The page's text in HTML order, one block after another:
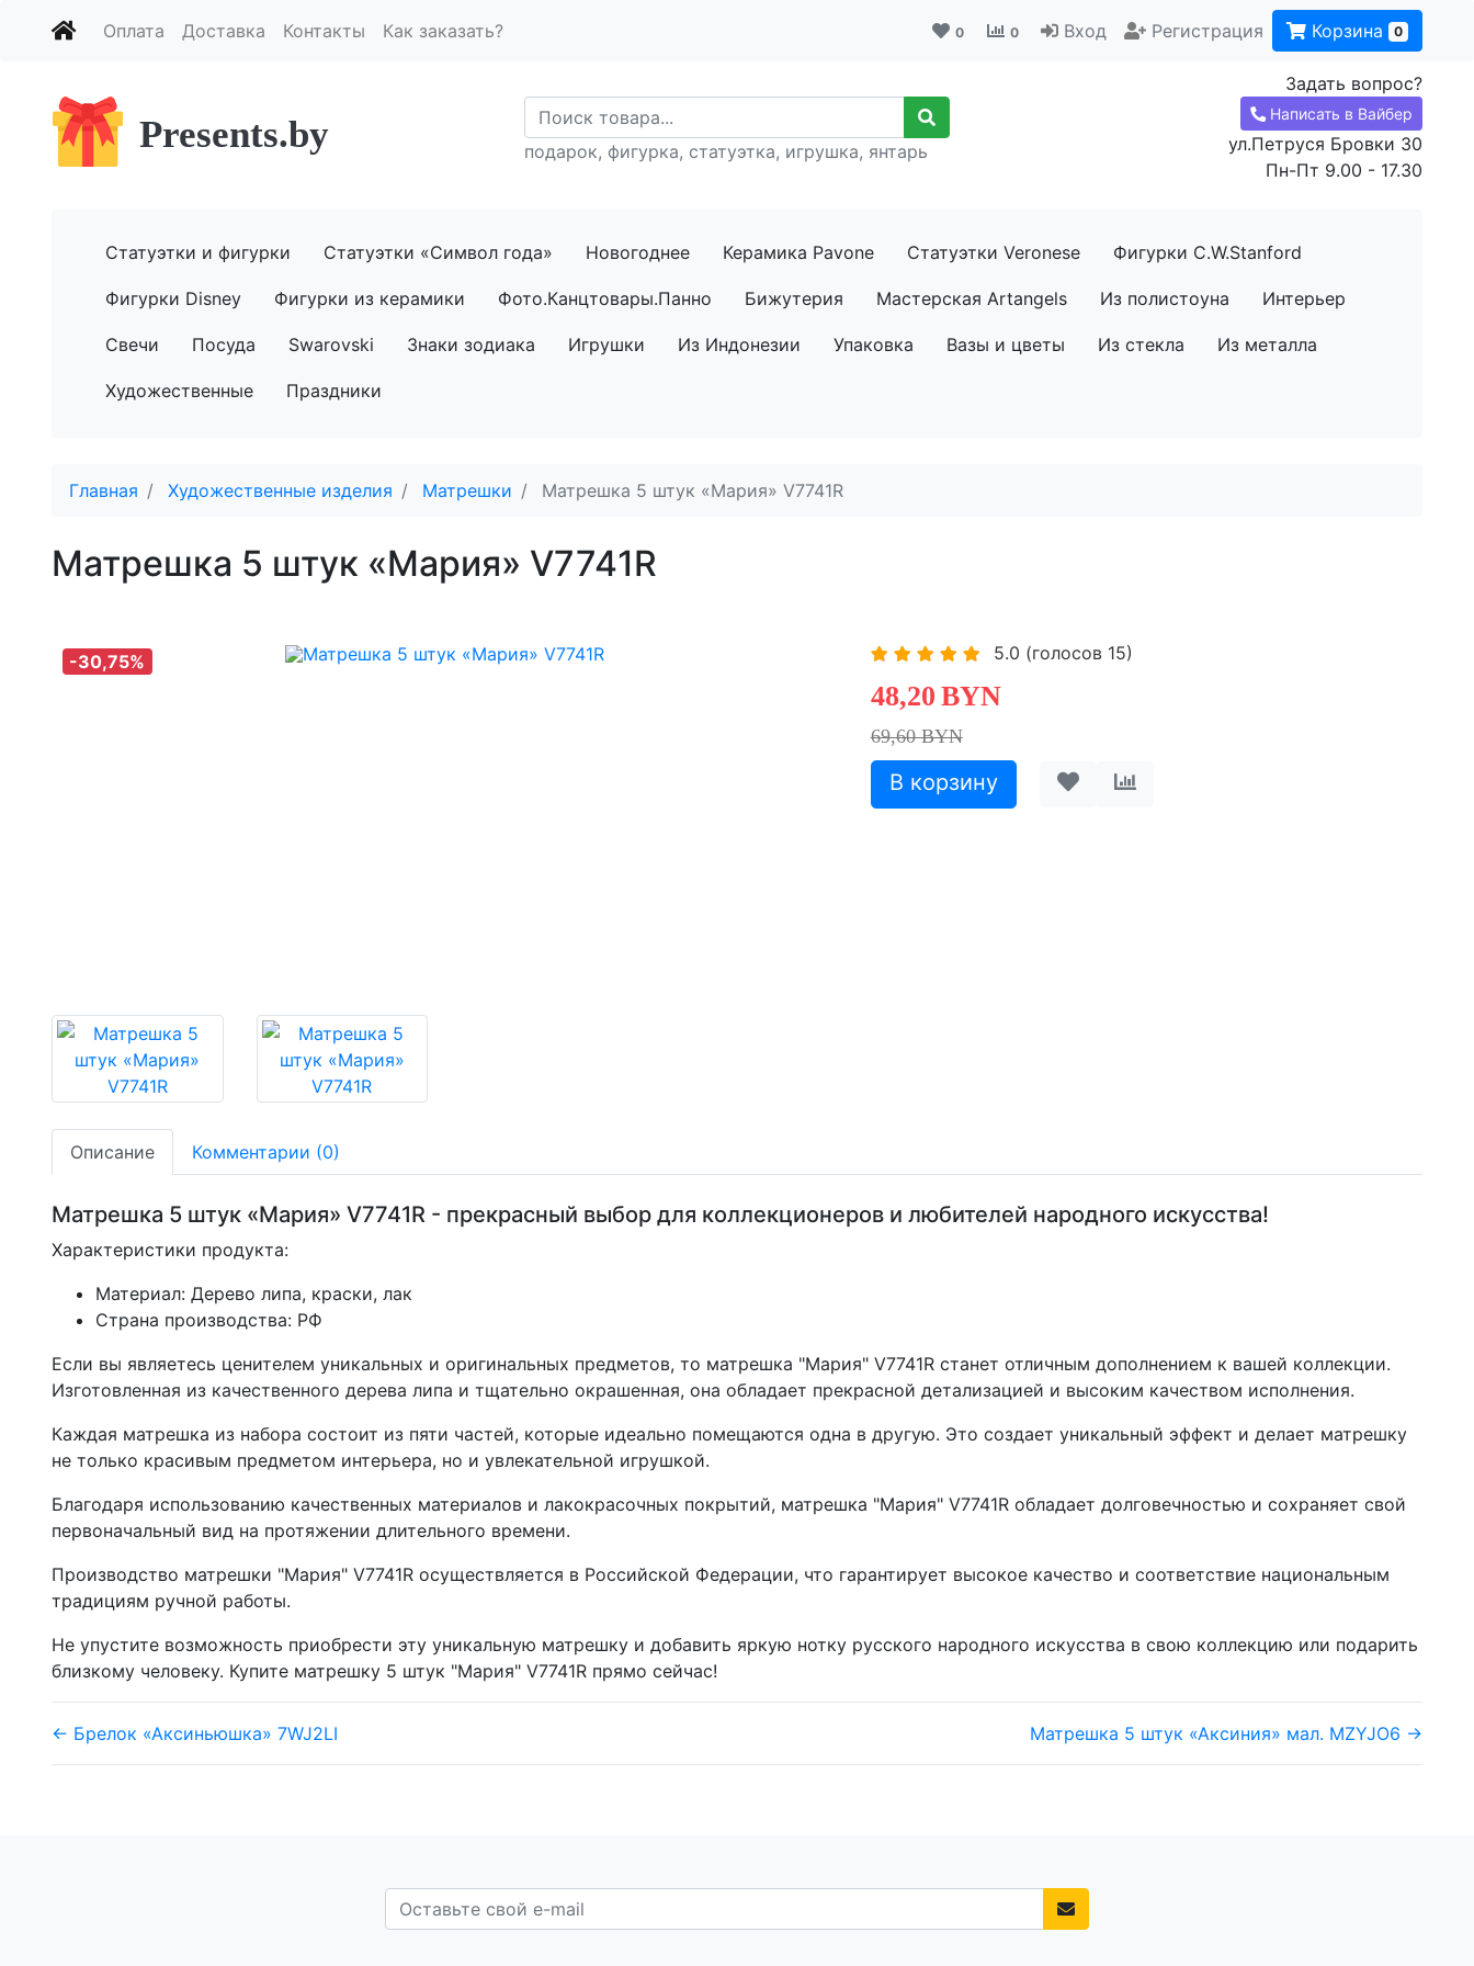
Оплата Доставка Контакты Как заказать? 0 0 Вход Регистрация Корзина 0
Presents.by подарок, фигурка, статуэтка, игрушка, янтарь
Задать вопрос?
Написать в Вайбер
ул.Петруся Бровки 30
Пн-Пт 9.00 - 17.30
Статуэтки и фигурки Статуэтки «Символ года» Новогоднее Керамика Pavone Статуэтки Veronese Фигурки C.W.Stanford
Фигурки Disney Фигурки из керамики Фото.Канцтовары.Панно Бижутерия Мастерская Artangels Из полистоуна Интерьер
Свечи Посуда Swarovski Знаки зодиака Игрушки Из Индонезии Упаковка Вазы и цветы Из стекла Из металла
Художественные Праздники
Главная Художественные изделия Матрешки Матрешка 5 штук «Мария» V7741R
Матрешка 5 штук «Мария» V7741R
-30,75%
5.0 (голосов 15)
48,20 BYN
69,60 BYN
Описание Комментарии (0)
Матрешка 5 штук «Мария» V7741R - прекрасный выбор для коллекционеров и любителей народного искусства!
Характеристики продукта:
Материал: Дерево липа, краски, лак
Страна производства: РФ
Если вы являетесь ценителем уникальных и оригинальных предметов, то матрешка "Мария" V7741R станет отличным дополнением к вашей коллекции.
Изготовленная из качественного дерева липа и тщательно окрашенная, она обладает прекрасной детализацией и высоким качеством исполнения.
Каждая матрешка из набора состоит из пяти частей, которые идеально помещаются одна в другую. Это создает уникальный эффект и делает матрешку
не только красивым предметом интерьера, но и увлекательной игрушкой.
Благодаря использованию качественных материалов и лакокрасочных покрытий, матрешка "Мария" V7741R обладает долговечностью и сохраняет свой
первоначальный вид на протяжении длительного времени.
Производство матрешки "Мария" V7741R осуществляется в Российской Федерации, что гарантирует высокое качество и соответствие национальным
традициям ручной работы.
Не упустите возможность приобрести эту уникальную матрешку и добавить яркую нотку русского народного искусства в свою коллекцию или подарить
близкому человеку. Купите матрешку 5 штук "Мария" V7741R прямо сейчас!
← Брелок «Аксиньюшка» 7WJ2LI Матрешка 5 штук «Аксиния» мал. MZYJO6 →